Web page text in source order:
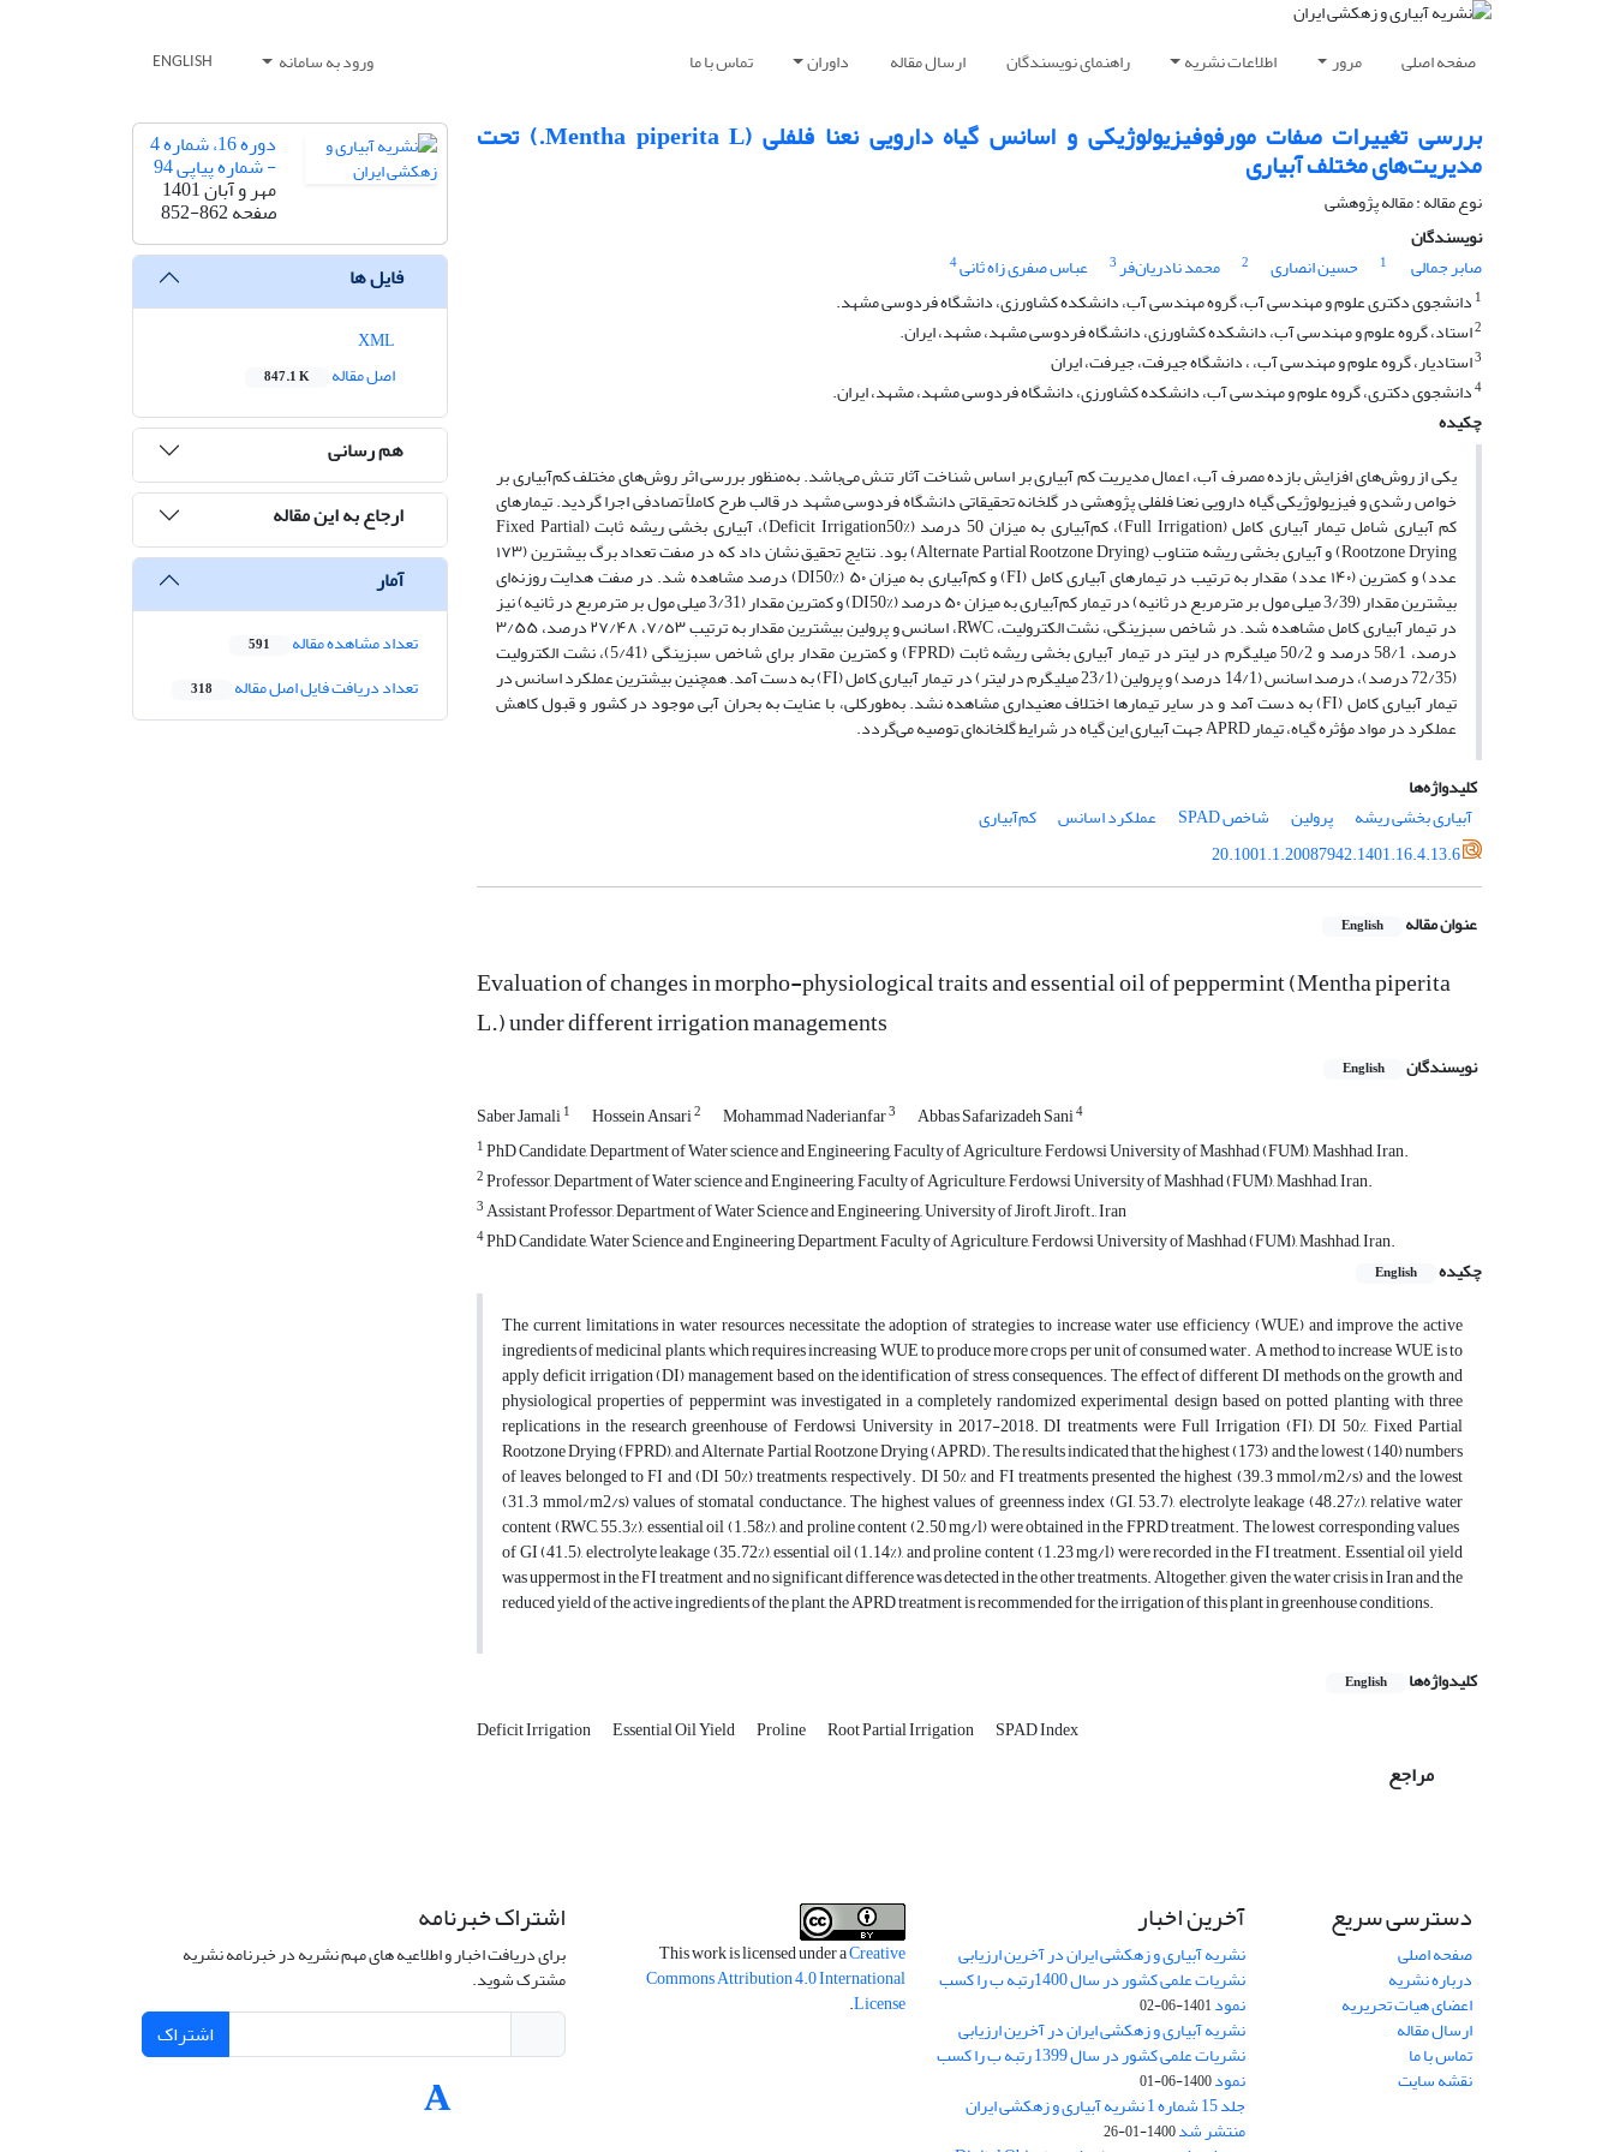
صفحه اصلی مرور اطلاعات نشریه راهنمای نویسندگان ارسال مقاله داوران تماس با ما ورود به سامانه ENGLISH
بررسی تغییرات صفات مورفوفیزیولوژیکی و اسانس گیاه دارویی نعنا فلفلی (Mentha piperita L.) تحت
مدیریت‌های مختلف آبیاری
نوع مقاله : مقاله پژوهشی
نویسندگان
صابر جمالی
1 حسین انصاری 2 محمد نادریان‌فر3 عباس صفری زاه ثانی4
1 دانشجوی دکتری علوم و مهندسی آب، گروه مهندسی آب، دانشکده کشاورزی، دانشگاه فردوسی مشهد.
2استاد، گروه علوم و مهندسی آب، دانشکده کشاورزی، دانشگاه فردوسی مشهد، مشهد، ایران.
3استادیار، گروه علوم و مهندسی آب، ، دانشگاه جیرفت، جیرفت، ایران
4دانشجوی دکتری، گروه علوم و مهندسی آب، دانشکده کشاورزی، دانشگاه فردوسی مشهد، مشهد، ایران.
چکیده
یکی از روش‌های افزایش بازده مصرف آب، اعمال مدیریت کم آبیاری بر اساس شناخت آثار تنش می‌باشد. به‌منظور بررسی اثر روش‌های مختلف کم‌آبیاری بر
خواص رشدی و فیزیولوژیکی گیاه دارویی نعنا فلفلی پژوهشی در گلخانه تحقیقاتی دانشگاه فردوسی مشهد در قالب طرح کاملاً تصادفی اجرا گردید. تیمارهای
کم آبیاری شامل تیمار آبیاری کامل (Full Irrigation)، کم‌آبیاری به میزان 50 درصد (Deficit Irrigation50%)، آبیاری بخشی ریشه ثابت (Fixed Partial
Rootzone Drying) و آبیاری بخشی ریشه متناوب (Alternate Partial Rootzone Drying) بود. نتایج تحقیق نشان داد که در صفت تعداد برگ بیشترین (۱۷۳
عدد) و کمترین (۱۴۰ عدد) مقدار به ترتیب در تیمارهای آبیاری کامل (FI) و کم‌آبیاری به میزان ۵۰ (DI50%) درصد مشاهده شد. در صفت هدایت روزنه‌ای
بیشترین مقدار (3/39 میلی مول بر مترمربع در ثانیه) در تیمار کم‌آبیاری به میزان ۵۰ درصد (DI50%) و کمترین مقدار (3/31 میلی مول بر مترمربع در ثانیه) نیز
در تیمار آبیاری کامل مشاهده شد. در شاخص سبزینگی، نشت الکترولیت، RWC، اسانس و پرولین بیشترین مقدار به ترتیب ٧/٥۳، ۲۷/۴۸ درصد، ۳/۵۵
درصد، 58/1 درصد و 50/2 میلیگرم در لیتر در تیمار آبیاری بخشی ریشه ثابت (FPRD) و کمترین مقدار برای شاخص سبزینگی (5/41)، نشت الکترولیت
(72/35 درصد)، درصد اسانس (14/1 درصد) و پرولین (23/1 میلیگرم در لیتر) در تیمار آبیاری کامل (FI) به دست آمد. همچنین بیشترین عملکرد اسانس در
تیمار آبیاری کامل (FI) به دست آمد و در سایر تیمارها اختلاف معنیداری مشاهده نشد. به‌طورکلی، با عنایت به بحران آبی موجود در کشور و قبول کاهش
عملکرد در مواد مؤثره گیاه، تیمار APRD جهت آبیاری این گیاه در شرایط گلخانه‌ای توصیه می‌گردد.
کلیدواژه‌ها
آبیاری بخشی ریشه
پرولین شاخص SPAD عملکرد اسانس
کم‌آبیاری
20.1001.1.20087942.1401.16.4.13.6
عنوان مقاله English
Evaluation of changes in morpho-physiological traits and essential oil of peppermint (Mentha piperita
L.) under different irrigation managements
نویسندگان English
Saber Jamali1 Hossein Ansari2 Mohammad Naderianfar3 Abbas Safarizadeh Sani4
1PhD Candidate, Department of Water science and Engineering, Faculty of Agriculture, Ferdowsi University of Mashhad (FUM), Mashhad, Iran.
2Professor, Department of Water science and Engineering, Faculty of Agriculture, Ferdowsi University of Mashhad (FUM), Mashhad, Iran.
3Assistant Professor, Department of Water Science and Engineering,, University of Jiroft, Jiroft., Iran
4PhD Candidate, Water Science and Engineering Department, Faculty of Agriculture, Ferdowsi University of Mashhad (FUM), Mashhad, Iran.
چکیده
English
The current limitations in water resources necessitate the adoption of strategies to increase water use efficiency (WUE) and improve the active
ingredients of medicinal plants, which requires increasing WUE to produce more crops per unit of consumed water. A method to increase WUE is to
apply deficit irrigation (DI) management based on the identification of stress consequences. The effect of different DI methods on the growth and
physiological properties of peppermint was investigated in a completely randomized experimental design based on potted planting with three
replications in the research greenhouse of Ferdowsi University in 2017-2018. DI treatments were Full Irrigation (FI), DI 50%, Fixed Partial
Rootzone Drying (FPRD), and Alternate Partial Rootzone Drying (APRD). The results indicated that the highest (173) and the lowest (140) numbers
of leaves belonged to FI and (DI 50%) treatments, respectively. DI 50% and FI treatments presented the highest (39.3 mmol/m2/s) and the lowest
(31.3 mmol/m2/s) values of stomatal conductance. The highest values of greenness index (GI, 53.7), electrolyte leakage (48.27%), relative water
content (RWC, 55.3%), essential oil (1.58%), and proline content (2.50 mg/l) were obtained in the FPRD treatment. The lowest corresponding values ​​
of GI (41.5), electrolyte leakage (35.72%), essential oil (1.14%), and proline content (1.23 mg/l) were recorded in the FI treatment. Essential oil yield
was uppermost in the FI treatment and no significant difference was detected in the other treatments. Altogether, given the water crisis in Iran and the
reduced yield of the active ingredients of the plant, the APRD treatment is recommended for the irrigation of this plant in greenhouse conditions.
کلیدواژه‌ها English
Deficit Irrigation Essential Oil Yield Proline Root Partial Irrigation SPAD Index
مراجع
دوره 16، شماره 4
- شماره پیاپی 94
مهر و آبان 1401
صفحه852-862
فایل ها
اصل مقاله
847.1 K
هم رسانی
ارجاع به این مقاله
آمار
تعداد مشاهده مقاله 591
تعداد دریافت فایل اصل مقاله 318
دسترسی سریع
صفحه اصلی
درباره نشریه
اعضای هیات تحریریه
ارسال مقاله
تماس با ما
نقشه سایت
آخرین اخبار
نشریه آبیاری و زهکشی ایران در آخرین ارزیابی
نشریات علمی کشور در سال 1400رتبه ب را کسب
نمود1401-06-02
نشریه آبیاری و زهکشی ایران در آخرین ارزیابی
نشریات علمی کشور در سال 1399 رتبه ب را کسب
نمود1400-06-01
جلد 15 شماره 1 نشریه آبیاری و زهکشی ایران
منتشر شد1400-01-26
This work is licensed under aCreative
Commons Attribution 4.0 International
License
.
اشتراک خبرنامه
برای دریافت اخبار و اطلاعیه های مهم نشریه در خبرنامه نشریه
مشترک شوید.
اشتراک